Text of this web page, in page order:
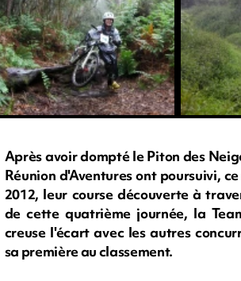
Après avoir dompté le Piton des
Réunion d'Aventures ont poursuivi,
2012, leur course découverte à
de cette quatrième journée, la
creuse l'écart avec les autres
sa première au classement.